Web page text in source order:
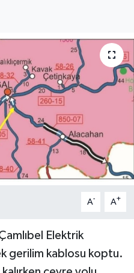
A- A+
Elektrik
gerilim kablosu koptu.